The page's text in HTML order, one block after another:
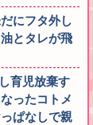
にフタ外し
とタレが飛
育児放棄す
ったコトメ
ぱなしで親